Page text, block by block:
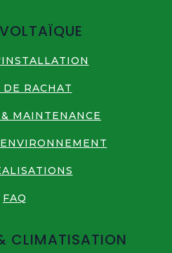
DE RACHAT
MAINTENANCE
FAQ
CLIMATISATION